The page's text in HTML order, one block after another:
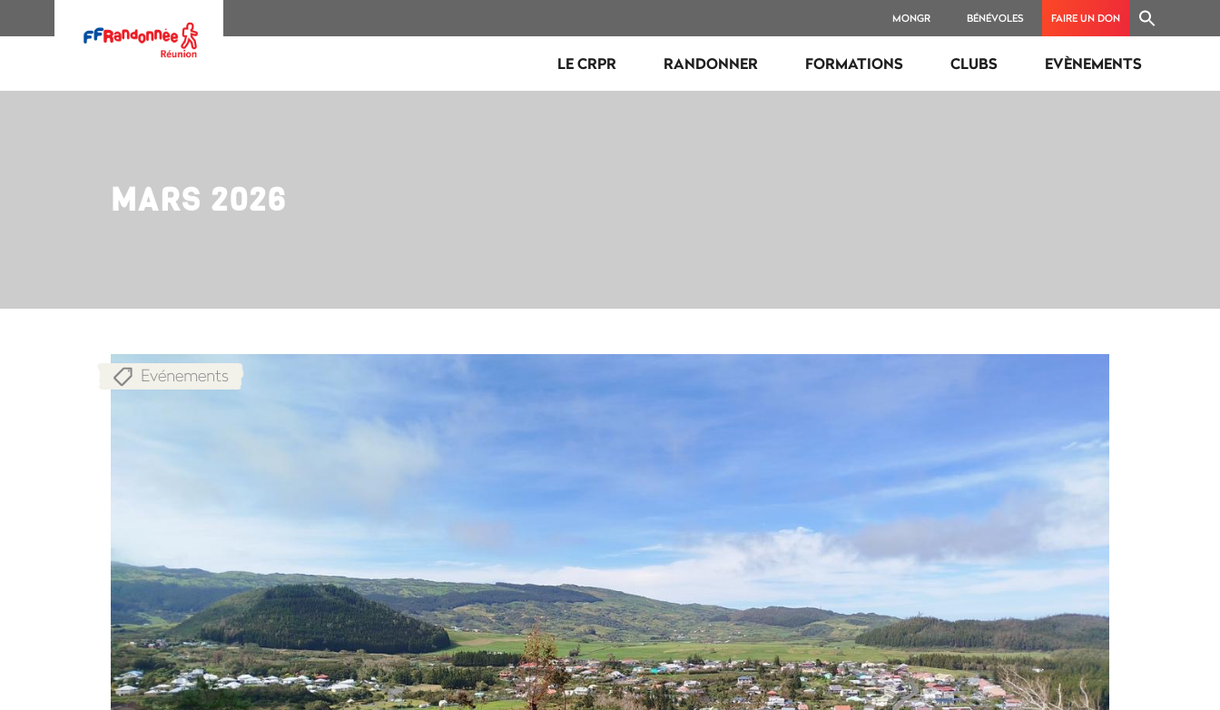
MONGR BÉNÉVOLES FAIRE UN DON
LE CRPR RANDONNER FORMATIONS CLUBS EVÈNEMENTS
MARS 2026
Evénements